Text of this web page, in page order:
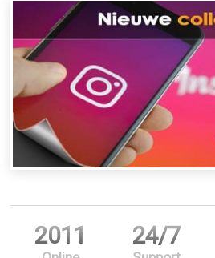
2011 24/7